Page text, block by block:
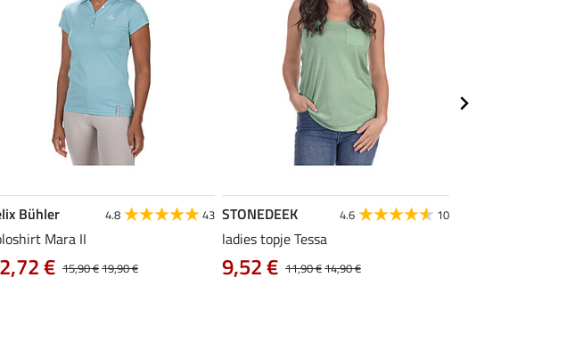
Bühler 4.8 43
Mara II
15,90 €19,90 €
€
STONEDEEK 4.6 10
ladies topje Tessa
11,90 €14,90 €
9,52 €